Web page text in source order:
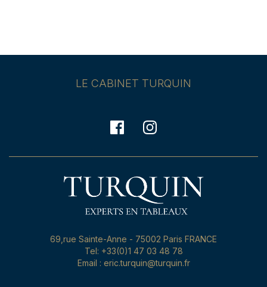
LE CABINET TURQUIN
69,rue Sainte-Anne - 75002 Paris FRANCE
Tel: +33(0)1 47 03 48 78
Email : eric.turquin@turquin.fr